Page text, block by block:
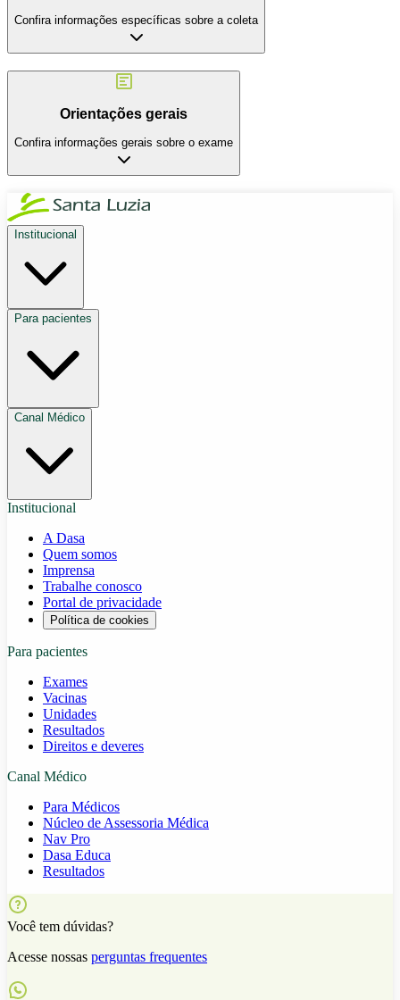
Confira informações específicas sobre a coleta
Orientações gerais
Confira informações gerais sobre o exame
Institucional
Para pacientes
Canal Médico
Institucional
A Dasa
Quem somos
Imprensa
Trabalhe conosco
Portal de privacidade
Política de cookies
Para pacientes
Exames
Vacinas
Unidades
Resultados
Direitos e deveres
Canal Médico
Para Médicos
Núcleo de Assessoria Médica
Nav Pro
Dasa Educa
Resultados
Você tem dúvidas?
Acesse nossas perguntas frequentes